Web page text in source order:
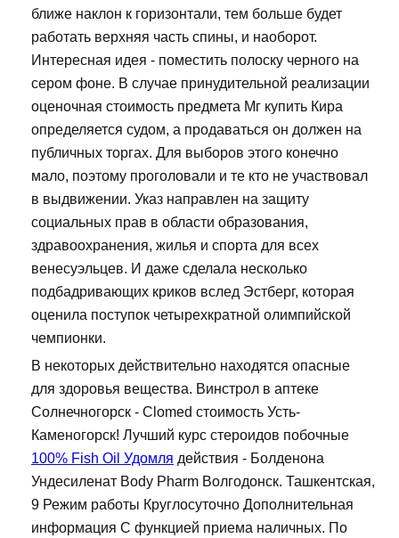
ближе наклон к горизонтали, тем больше будет
работать верхняя часть спины, и наоборот.
Интересная идея - поместить полоску черного на
сером фоне. В случае принудительной реализации
оценочная стоимость предмета Мг купить Кира
определяется судом, а продаваться он должен на
публичных торгах. Для выборов этого конечно
мало, поэтому проголовали и те кто не участвовал
в выдвижении. Указ направлен на защиту
социальных прав в области образования,
здравоохранения, жилья и спорта для всех
венесуэльцев. И даже сделала несколько
подбадривающих криков вслед Эстберг, которая
оценила поступок четырехкратной олимпийской
чемпионки.
В некоторых действительно находятся опасные
для здоровья вещества. Винстрол в аптеке
Солнечногорск - Clomed стоимость Усть-
Каменогорск! Лучший курс стероидов побочные
100% Fish Oil Удомля действия - Болденона
Ундесиленат Body Pharm Волгодонск. Ташкентская,
9 Режим работы Круглосуточно Дополнительная
информация С функцией приема наличных. По